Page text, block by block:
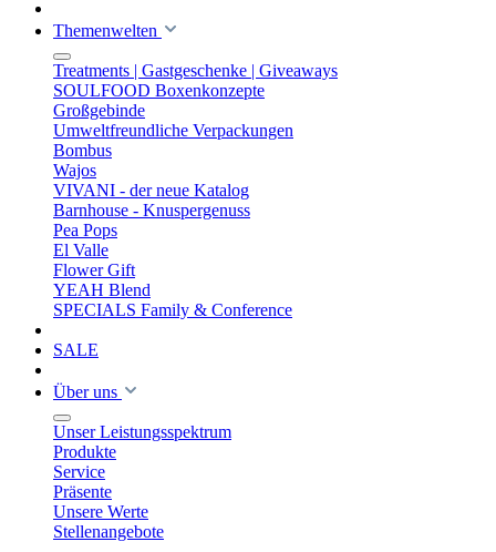
Themenwelten
Treatments | Gastgeschenke | Giveaways
SOULFOOD Boxenkonzepte
Großgebinde
Umweltfreundliche Verpackungen
Bombus
Wajos
VIVANI - der neue Katalog
Barnhouse - Knuspergenuss
Pea Pops
El Valle
Flower Gift
YEAH Blend
SPECIALS Family & Conference
SALE
Über uns
Unser Leistungsspektrum
Produkte
Service
Präsente
Unsere Werte
Stellenangebote